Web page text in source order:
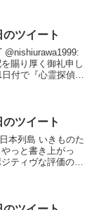
ツイート
@nishiurawa1999:
賜り厚く御礼申し
日付で『心霊探偵
ツイート
本列島 いきものた
っと書き上がっ
ティヴな評価の出